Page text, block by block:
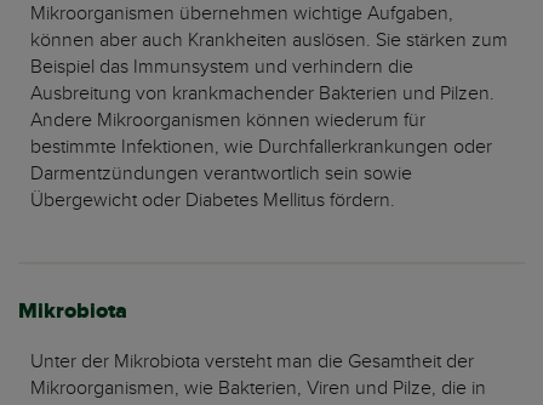
Mikroorganismen übernehmen wichtige Aufgaben,
können aber auch Krankheiten auslösen. Sie stärken zum
Beispiel das Immunsystem und verhindern die
Ausbreitung von krankmachender Bakterien und Pilzen.
Andere Mikroorganismen können wiederum für
bestimmte Infektionen, wie Durchfallerkrankungen oder
Darmentzündungen verantwortlich sein sowie
Übergewicht oder Diabetes Mellitus fördern.
Mikrobiota
Unter der Mikrobiota versteht man die Gesamtheit der
Mikroorganismen, wie Bakterien, Viren und Pilze, die in